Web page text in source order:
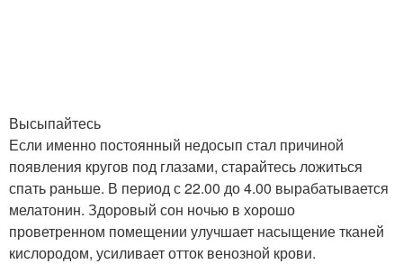
Высыпайтесь
Если именно постоянный недосып стал причиной
появления кругов под глазами, старайтесь ложиться
спать раньше. В период с 22.00 до 4.00 вырабатывается
мелатонин. Здоровый сон ночью в хорошо
проветренном помещении улучшает насыщение тканей
кислородом, усиливает отток венозной крови.